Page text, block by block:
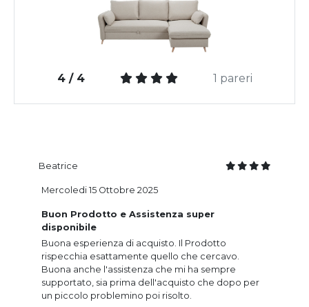
4 / 4 1 pareri
Beatrice
Buon Prodotto e Assistenza super
disponibile
Buona esperienza di acquisto. Il Prodotto
rispecchia esattamente quello che cercavo.
Buona anche l'assistenza che mi ha sempre
supportato, sia prima dell'acquisto che dopo per
un piccolo problemino poi risolto.
Mercoledi 15 Ottobre 2025